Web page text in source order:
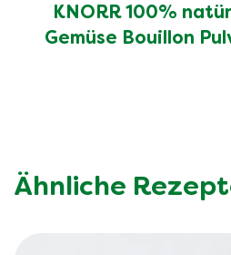
KNORR 100%
Gemüse Bouillon
Ähnliche